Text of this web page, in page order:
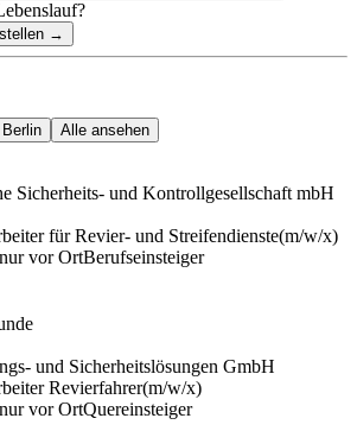
→
Alle ansehen
Sicherheits- und Kontrollgesellschaft mbH
für Revier- und Streifendienste(m/w/x)
nur vor OrtBerufseinsteiger
und Sicherheitslösungen GmbH
Revierfahrer(m/w/x)
nur vor OrtQuereinsteiger